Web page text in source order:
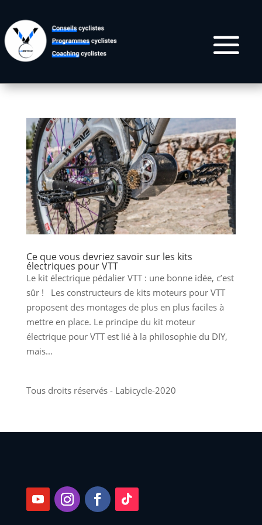
Ce que vous devriez savoir sur les kits
électriques pour VTT
Le kit électrique pédalier VTT : une bonne idée, c’est
sûr ! Les constructeurs de kits moteurs pour VTT
proposent des montages de plus en plus faciles à
mettre en place. Le principe du kit moteur
électrique pour VTT est lié à la philosophie du DIY,
mais...
Tous droits réservés - Labicycle-2020